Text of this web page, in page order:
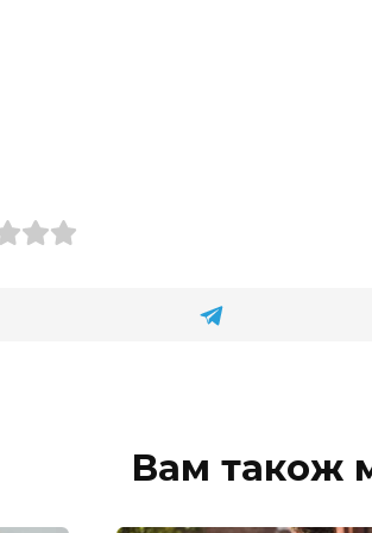
Вам також